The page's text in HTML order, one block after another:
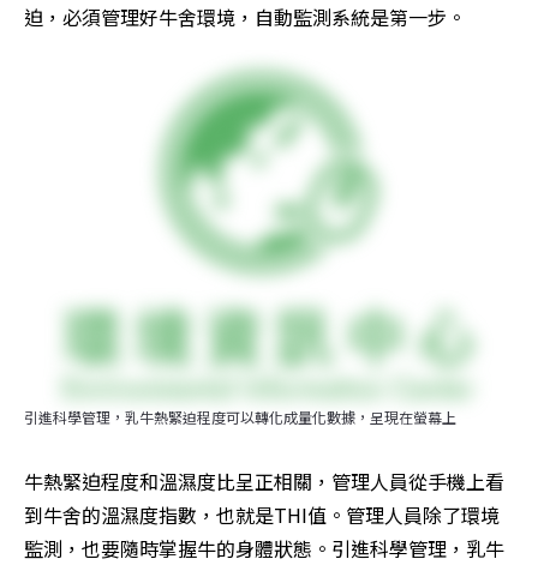
迫，必須管理好牛舍環境，自動監測系統是第一步。
引進科學管理，乳牛熱緊迫程度可以轉化成量化數據，呈現在螢幕上
牛熱緊迫程度和溫濕度比呈正相關，管理人員從手機上看
到牛舍的溫濕度指數，也就是THI值。管理人員除了環境
監測，也要隨時掌握牛的身體狀態。引進科學管理，乳牛